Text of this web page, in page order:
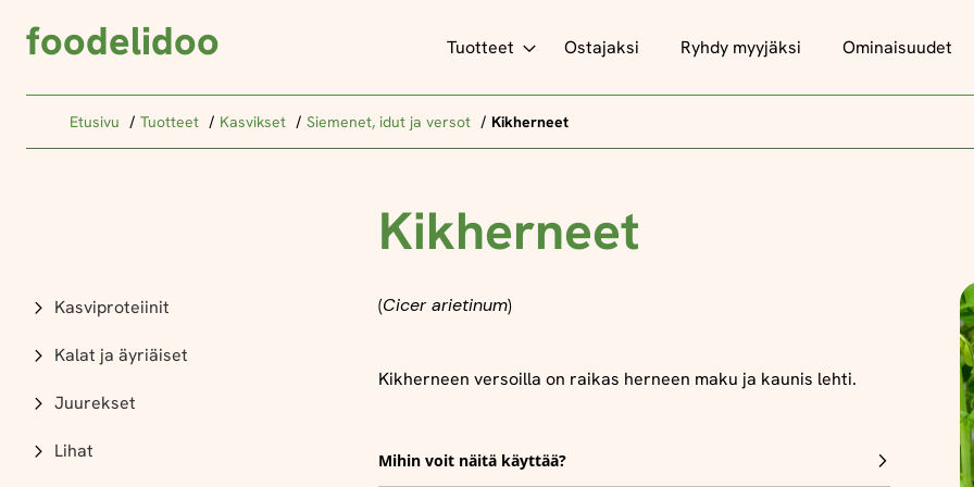
foodelidoo Tuotteet Ostajaksi Ryhdy myyjäksi Ominaisuudet
Etusivu Tuotteet Kasvikset Siemenet, idut ja versot Kikherneet
Kikherneet
(Cicer arietinum)
Kikherneen versoilla on raikas herneen maku ja kaunis lehti.
Mihin voit näitä käyttää?
Kasviproteiinit
Kalat ja äyriäiset
Juurekset
Lihat